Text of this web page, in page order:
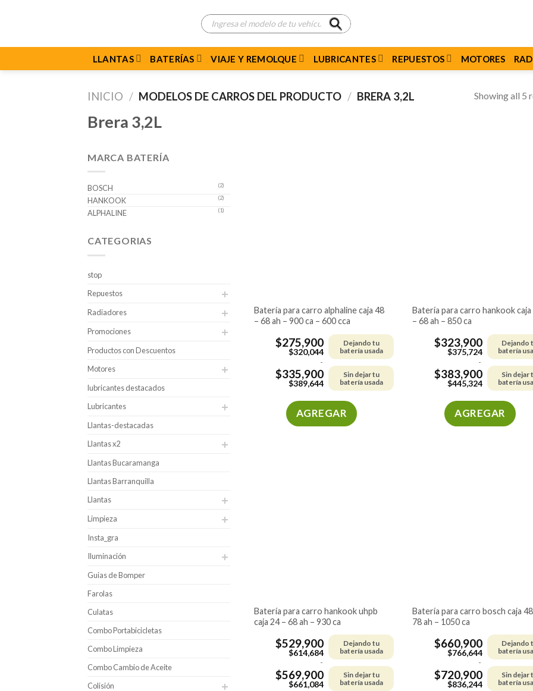
Búsqueda
de
productos
LLANTAS BATERÍAS VIAJE Y REMOLQUE LUBRICANTES REPUESTOS MOTORES
INICIO / MODELOS DE CARROS DEL PRODUCTO / BRERA 3,2L Showing all 5
Brera 3,2L
MARCA BATERÍA
BOSCH (2)
HANKOOK (2)
ALPHALINE (1)
CATEGORIAS
stop
Repuestos
Radiadores
Promociones
Productos con Descuentos
Motores
lubricantes destacados
Lubricantes
Llantas-destacadas
Llantas x2
Llantas Bucaramanga
Llantas Barranquilla
Llantas
Limpieza
Insta_gra
Iluminación
Guias de Bomper
Farolas
Culatas
Combo Portabicicletas
Combo Limpieza
Combo Cambio de Aceite
Colisión
batería para carro alphaline caja 48
– 68 ah – 900 ca – 600 cca
$275,900
$320,044
Dejando tu
batería usada
-
$335,900
$389,644
Sin dejar tu
batería usada
AGREGAR
de
producto
batería para carro hankook caja 48
– 68 ah – 850 ca
$323,900
$375,724
Dejando
batería
-
$383,900
$445,324
Sin dejar
batería
AGREGAR
de
batería para carro hankook uhpb
caja 24 – 68 ah – 930 ca
$529,900
$614,684
Dejando tu
batería usada
-
$569,900
$661,084
Sin dejar tu
batería usada
batería para carro bosch caja 48 –
78 ah – 1050 ca
$660,900
$766,644
Dejando
batería
-
$720,900
$836,244
Sin dejar
batería